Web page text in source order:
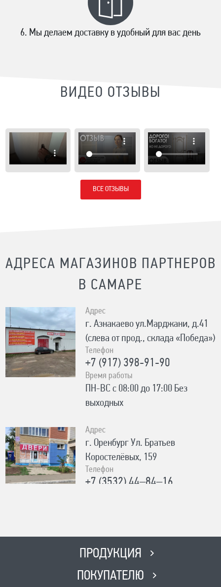
Мы делаем доставку в удобный для вас день
ВИДЕО ОТЗЫВЫ
ВСЕ ОТЗЫВЫ
АДРЕСА МАГАЗИНОВ ПАРТНЕРОВ
В САМАРЕ
Адрес
г. Азнакаево ул.Марджани, д.41
(слева от прод., склада «Победа»)
Телефон
+7 (917) 398-91-90
Время работы
ПН-ВС с 08:00 до 17:00 Без
выходных
Адрес
г. Оренбург Ул. Братьев
Коростелёвых, 159
Телефон
+7 (3532) 44‒84‒16
до 15:00, ВС-Выходной
Адрес
ПРОДУКЦИЯ
ПОКУПАТЕЛЮ